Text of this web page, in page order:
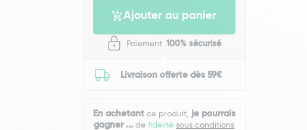
Ajouter au panier
Paiement 100% sécurisé
Livraison offerte dès 59€
En achetantce produit, je pourrais
gagner ... defidélitésous conditions